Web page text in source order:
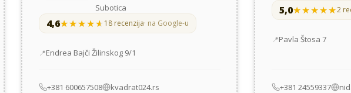
Subotica
4,6★★★★★
★★★★★ 18 recenzija· na Google-u
Adresa
Endrea Bajči Žilinskog 9/1
+381 600657508
kvadrat024.rs
5,0★★★★★
★★★★★2
Adresa
Pavla Štosa 7
+381 24559337